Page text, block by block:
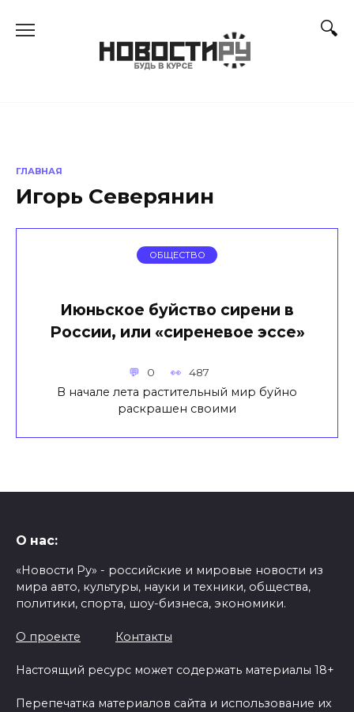
ГЛАВНАЯ
Игорь Северянин
ОБЩЕСТВО
Июньское буйство сирени в
России, или «сиреневое эссе»
0 487
В начале лета растительный мир буйно
раскрашен своими
О нас:
«Новости Ру» - российские и мировые новости из
мира авто, культуры, науки и техники, общества,
политики, спорта, шоу-бизнеса, экономики.
О проекте Контакты
Настоящий ресурс может содержать материалы 18+
Перепечатка материалов сайта и использование их